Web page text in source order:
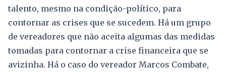
talento, mesmo na condição-político, para
contornar as crises que se sucedem. Há um grupo
de vereadores que não aceita algumas das medidas
tomadas para contornar a crise financeira que se
avizinha. Há o caso do vereador Marcos Combate,